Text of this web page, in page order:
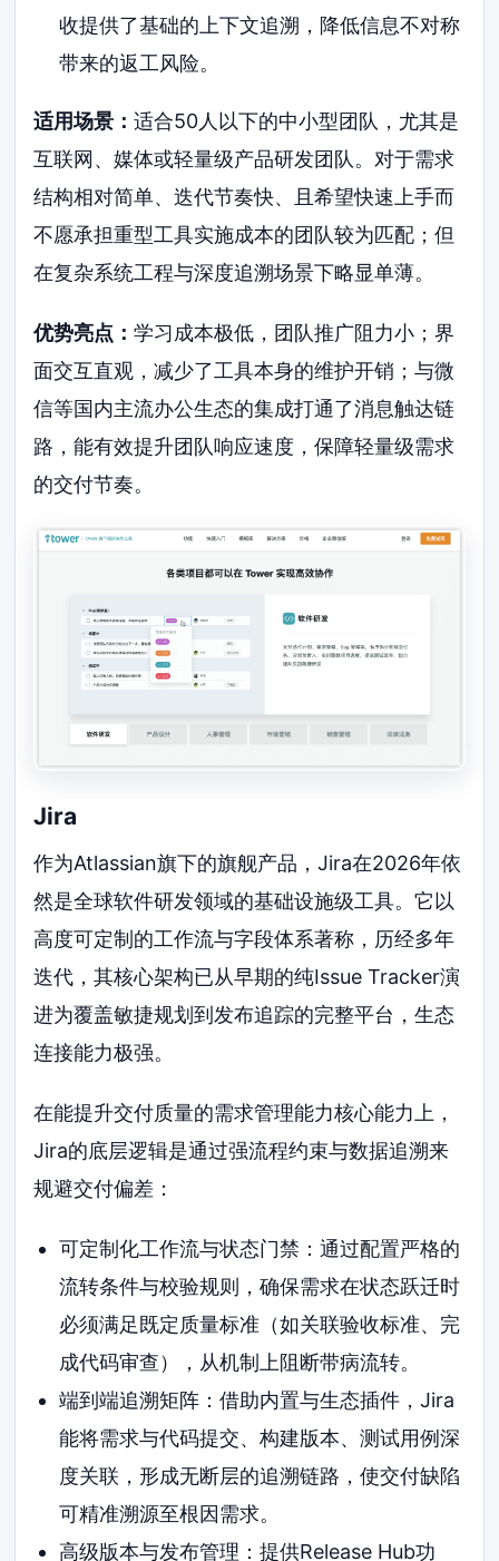
收提供了基础的上下文追溯，降低信息不对称
带来的返工风险。
适用场景：适合50人以下的中小型团队，尤其是
互联网、媒体或轻量级产品研发团队。对于需求
结构相对简单、迭代节奏快、且希望快速上手而
不愿承担重型工具实施成本的团队较为匹配；但
在复杂系统工程与深度追溯场景下略显单薄。
优势亮点：学习成本极低，团队推广阻力小；界
面交互直观，减少了工具本身的维护开销；与微
信等国内主流办公生态的集成打通了消息触达链
路，能有效提升团队响应速度，保障轻量级需求
的交付节奏。
Jira
作为Atlassian旗下的旗舰产品，Jira在2026年依
然是全球软件研发领域的基础设施级工具。它以
高度可定制的工作流与字段体系著称，历经多年
迭代，其核心架构已从早期的纯Issue Tracker演
进为覆盖敏捷规划到发布追踪的完整平台，生态
连接能力极强。
在能提升交付质量的需求管理能力核心能力上，
Jira的底层逻辑是通过强流程约束与数据追溯来
规避交付偏差：
可定制化工作流与状态门禁：通过配置严格的
流转条件与校验规则，确保需求在状态跃迁时
必须满足既定质量标准（如关联验收标准、完
成代码审查），从机制上阻断带病流转。
端到端追溯矩阵：借助内置与生态插件，Jira
能将需求与代码提交、构建版本、测试用例深
度关联，形成无断层的追溯链路，使交付缺陷
可精准溯源至根因需求。
高级版本与发布管理：提供Release Hub功